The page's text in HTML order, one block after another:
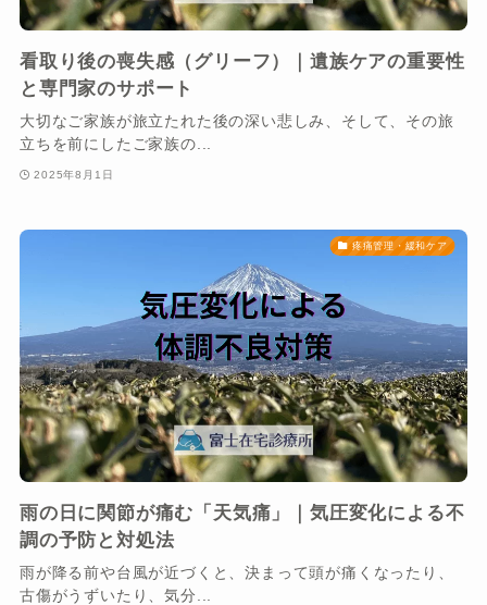
看取り後の喪失感（グリーフ）｜遺族ケアの重要性
と専門家のサポート
大切なご家族が旅立たれた後の深い悲しみ、そして、その旅
立ちを前にしたご家族の...
2025年8月1日
疼痛管理・緩和ケア
雨の日に関節が痛む「天気痛」｜気圧変化による不
調の予防と対処法
雨が降る前や台風が近づくと、決まって頭が痛くなったり、
古傷がうずいたり、気分...